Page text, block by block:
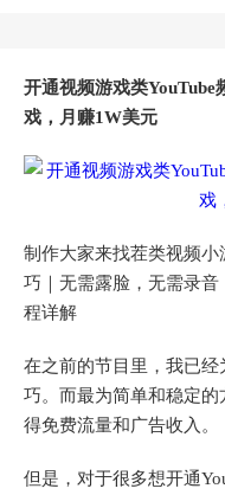
开通视频游戏类
戏，月赚1W美元
制作大家来找茬类视频小
巧｜无需露脸，无需录
程详解
在之前的节目里，我已经
巧。而最为简单和稳定
得免费流量和广告收入。
但是，对于很多想开通